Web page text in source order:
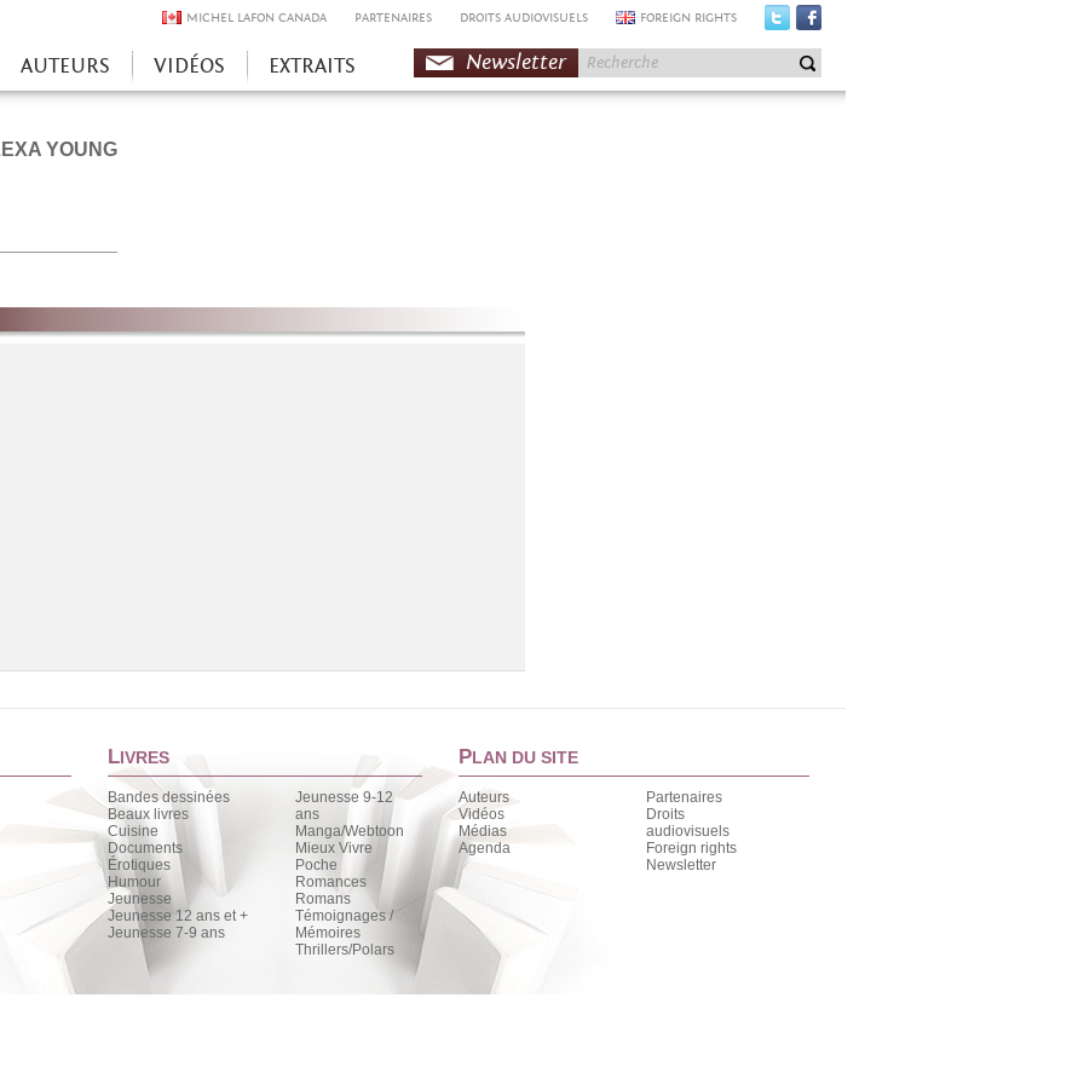
MICHEL LAFON CANADA PARTENAIRES DROITS AUDIOVISUELS FOREIGN RIGHTS
AUTEURS VIDÉOS EXTRAITS Newsletter
YOUNG
Chargement de la liste
LIVRES
Bandes dessinées
Beaux livres
Cuisine
Documents
Érotiques
Humour
Jeunesse
Jeunesse 12 ans et +
Jeunesse 7-9 ans
Jeunesse 9-12
ans
Manga/Webtoon
Mieux Vivre
Poche
Romances
Romans
Témoignages /
Mémoires
Thrillers/Polars
PLAN DU SITE
Auteurs
Vidéos
Médias
Agenda
Partenaires
Droits
audiovisuels
Foreign rights
Newsletter